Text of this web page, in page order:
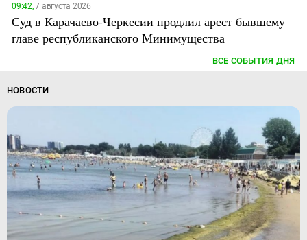
09:42,7 августа 2026
Суд в Карачаево-Черкесии продлил арест бывшему
главе республиканского Минимущества
ВСЕ СОБЫТИЯ ДНЯ
НОВОСТИ